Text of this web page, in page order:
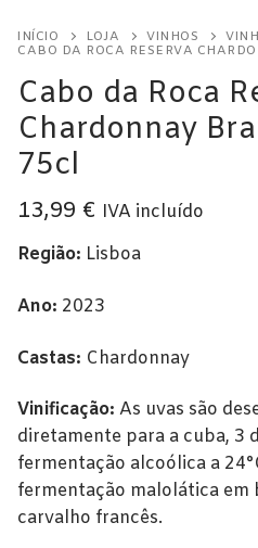
Bairrada
Dão
Douro
Lisboa
Tejo
Vinho Verde
Vinhos Tintos
Açores
Alentejo
INÍCIO LOJA VINHOS
CABO DA ROCA RESERVA
Cabo da Roca
Chardonnay
75cl
13,99 € IVA incluído
Região: Lisboa
Ano: 2023
Castas: Chardonnay
Vinificação: As uvas são
diretamente para a cuba, 3
fermentação alcoólica a
fermentação malolática em
carvalho francês.